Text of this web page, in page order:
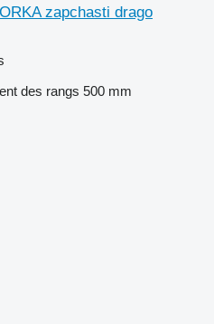
zapchasti drago
des rangs 500 mm